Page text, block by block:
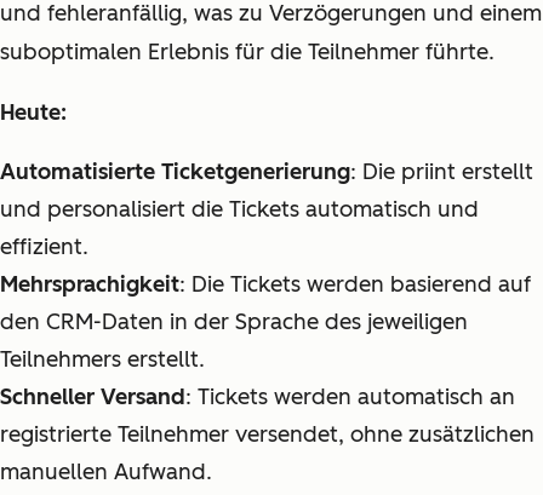
und fehleranfällig, was zu Verzögerungen und einem
suboptimalen Erlebnis für die Teilnehmer führte.
Heute:
Automatisierte Ticketgenerierung: Die priint erstellt
und personalisiert die Tickets automatisch und
effizient.
Mehrsprachigkeit: Die Tickets werden basierend auf
den CRM-Daten in der Sprache des jeweiligen
Teilnehmers erstellt.
Schneller Versand: Tickets werden automatisch an
registrierte Teilnehmer versendet, ohne zusätzlichen
manuellen Aufwand.